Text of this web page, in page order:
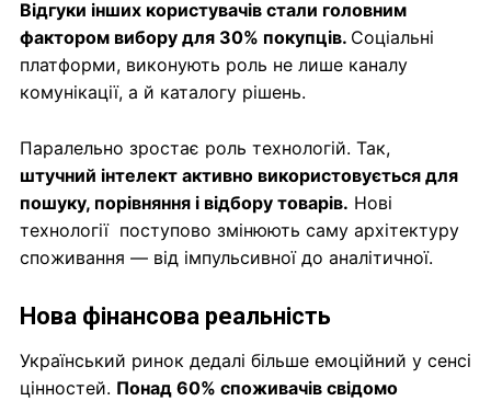
Відгуки інших користувачів стали головним
фактором вибору для 30% покупців. Соціальні
платформи, виконують роль не лише каналу
комунікації, а й каталогу рішень.
Паралельно зростає роль технологій. Так,
штучний інтелект активно використовується для
пошуку, порівняння і відбору товарів. Нові
технології поступово змінюють саму архітектуру
споживання — від імпульсивної до аналітичної.
Нова фінансова реальність
Український ринок дедалі більше емоційний у сенсі
цінностей. Понад 60% споживачів свідомо